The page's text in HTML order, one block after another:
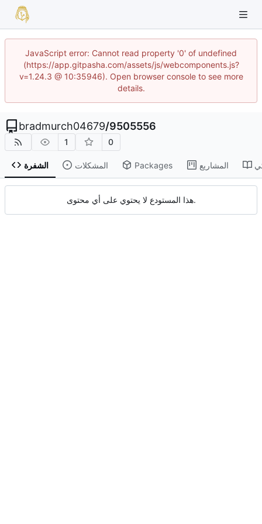
JavaScript error: Cannot read property '0' of undefined
(https://app.gitpasha.com/assets/js/webcomponents.js?
v=1.24.3 @ 10:35946). Open browser console to see more
details.
bradmurch04679/9505556
1 0
الشفرة المشكلات Packages المشاريع
هذا المستودع لا يحتوي على أي محتوى.